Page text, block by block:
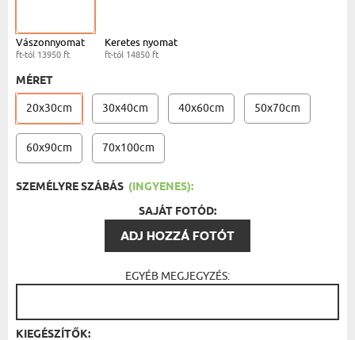
Vászonnyomat
ft-tól 13950 ft
Keretes nyomat
ft-tól 14850 ft
MÉRET
20x30cm 30x40cm 40x60cm 50x70cm
60x90cm 70x100cm
SZEMÉLYRE SZÁBÁS (INGYENES):
SAJÁT FOTÓD:
ADJ HOZZÁ FOTÓT
EGYÉB MEGJEGYZÉS:
KIEGÉSZÍTŐK: